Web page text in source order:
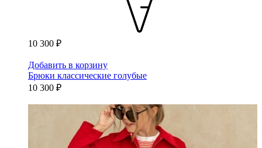
10 300 ₽
Добавить в корзину
Брюки классические голубые
10 300 ₽